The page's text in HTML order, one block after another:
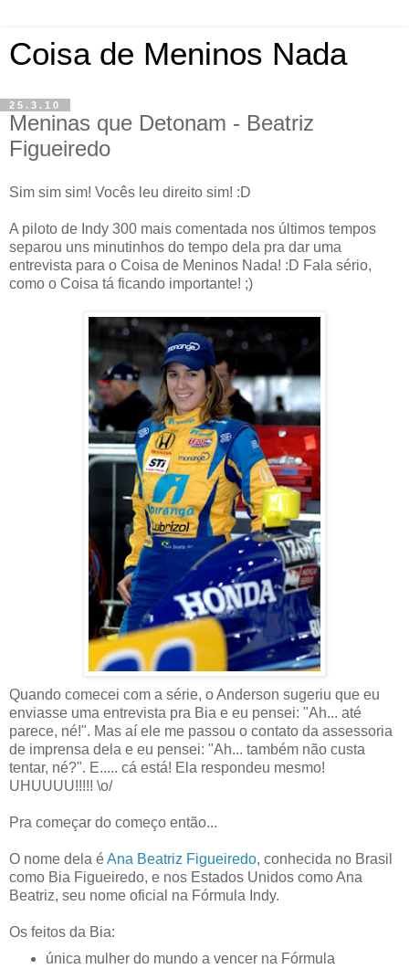
Coisa de Meninos Nada
25.3.10
Meninas que Detonam - Beatriz
Figueiredo
Sim sim sim! Vocês leu direito sim! :D
A piloto de Indy 300 mais comentada nos últimos tempos
separou uns minutinhos do tempo dela pra dar uma
entrevista para o Coisa de Meninos Nada! :D Fala sério,
como o Coisa tá ficando importante! ;)
Quando comecei com a série, o Anderson sugeriu que eu
enviasse uma entrevista pra Bia e eu pensei: "Ah... até
parece, né!". Mas aí ele me passou o contato da assessoria
de imprensa dela e eu pensei: "Ah... também não custa
tentar, né?". E..... cá está! Ela respondeu mesmo!
UHUUUU!!!!! \o/
Pra começar do começo então...
O nome dela éAna Beatriz Figueiredo, conhecida no Brasil
como Bia Figueiredo, e nos Estados Unidos como Ana
Beatriz, seu nome oficial na Fórmula Indy.
Os feitos da Bia:
única mulher do mundo a vencer na Fórmula